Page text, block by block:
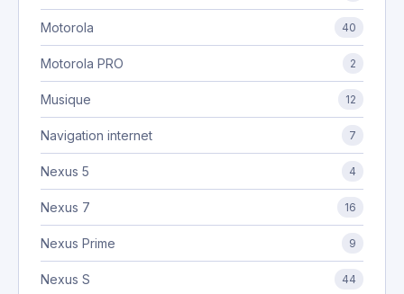
Motorola 40
Motorola PRO 2
Musique 12
Navigation internet 7
Nexus 5 4
Nexus 7 16
Nexus Prime 9
Nexus S 44